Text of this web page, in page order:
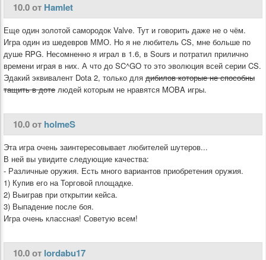
10.0 от Hamlet
Еще один золотой самородок Valve. Тут и говорить даже не о чём.
Игра один из шедевров ММО. Но я не любитель CS, мне больше по
душе RPG. Несомненно я играл в 1.6, в Sours и потратил прилично
времени играя в них. А что до SC^GO то это эволюция всей серии CS.
Эдакий эквивалент Dota 2, только для дибилов которые не способны
тащить в доте людей которым не нравятся MOBA игры.
10.0 от holmeS
Эта игра очень заинтересовывает любителей шутеров...
В ней вы увидите следующие качества:
- Различные оружия. Есть много вариантов приобретения оружия.
1) Купив его на Торговой площадке.
2) Выиграв при открытии кейса.
3) Выпадение после боя.
Игра очень классная! Советую всем!
10.0 от lordabu17